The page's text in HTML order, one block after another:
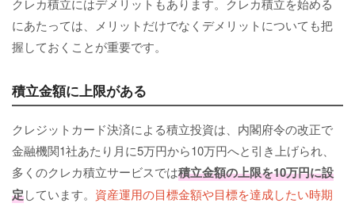
クレカ積立にはデメリットもあります。クレカ積立を始める
にあたっては、メリットだけでなくデメリットについても把
握しておくことが重要です。
積立金額に上限がある
クレジットカード決済による積立投資は、内閣府令の改正で
金融機関1社あたり月に5万円から10万円へと引き上げられ、
多くのクレカ積立サービスでは積立金額の上限を10万円に設
定しています。 資産運用の目標金額や目標を達成したい時期